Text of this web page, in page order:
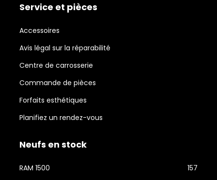
Service et pièces
Accessoires
Avis légal sur la réparabilité
Centre de carrosserie
Commande de pièces
Forfaits esthétiques
Planifiez un rendez-vous
Neufs en stock
RAM 1500
157